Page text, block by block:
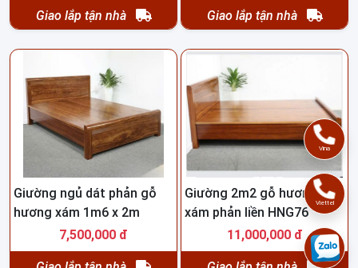
Giao lắp tận nhà Giao lắp tận nhà
Giường ngủ dát phản gỗ
hương xám 1m6 x 2m
7,500,000 đ
Giường 2m2 gỗ hương
xám phản liền HNG76
11,000,000 đ
Vina
Viettel